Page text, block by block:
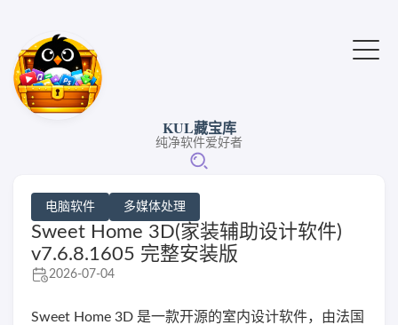
KUL藏宝库
纯净软件爱好者
电脑软件 多媒体处理
Sweet Home 3D(家装辅助设计软件)
v7.6.8.1605 完整安装版
2026-07-04
Sweet Home 3D 是一款开源的室内设计软件，由法国